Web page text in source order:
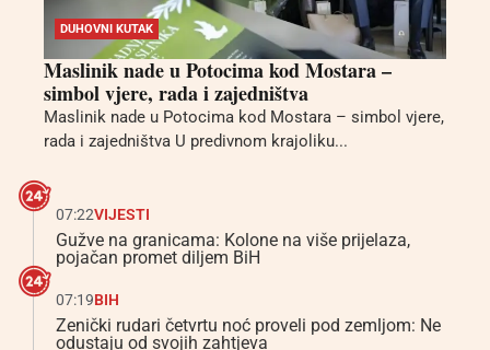
DUHOVNI KUTAK
Maslinik nade u Potocima kod Mostara –
simbol vjere, rada i zajedništva
Maslinik nade u Potocima kod Mostara – simbol vjere,
rada i zajedništva U predivnom krajoliku...
07:22VIJESTI
Gužve na granicama: Kolone na više prijelaza,
pojačan promet diljem BiH
07:19BIH
Zenički rudari četvrtu noć proveli pod zemljom: Ne
odustaju od svojih zahtjeva